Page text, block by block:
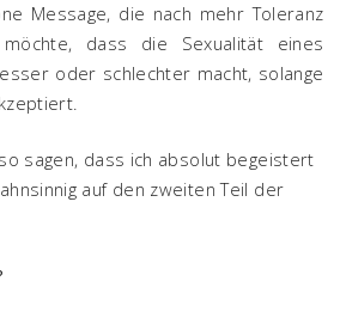
Message, die nach mehr Toleranz
dass die Sexualität eines
oder schlechter macht, solange
sagen, dass ich absolut begeistert
auf den zweiten Teil der